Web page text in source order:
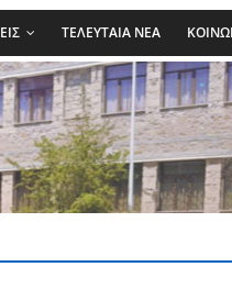
ΤΕΛΕΥΤΑΙΑ ΝΕΑ
προσωπικού με
σχολικών